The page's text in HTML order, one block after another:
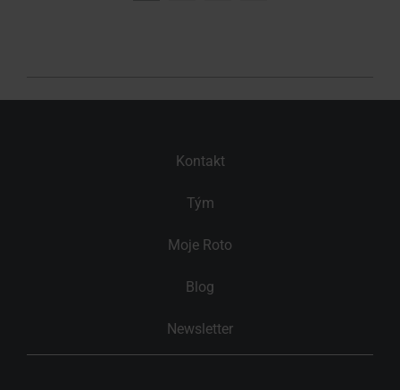
Kontakt
Tým
Moje Roto
Blog
Newsletter